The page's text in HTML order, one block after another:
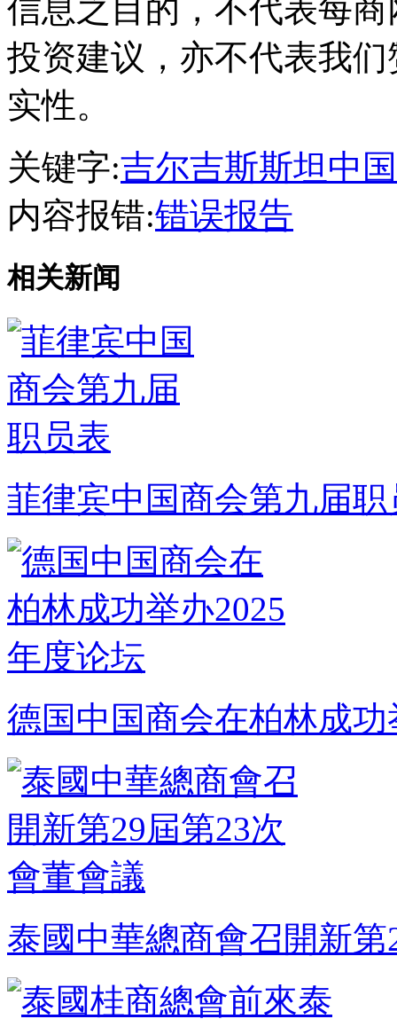
信息之目的，不代表每
投资建议，亦不代表我
实性。
关键字:吉尔吉斯斯坦中
内容报错:错误报告
相关新闻
菲律宾中国商会第九届职
德国中国商会在柏林成
泰國中華總商會召開新